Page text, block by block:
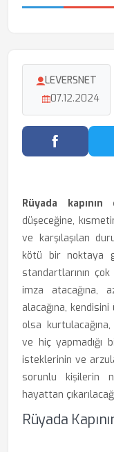
LEVERSNET
07.12.2024
Rüyada
düşeceğine,
ve karşılaşılan
kötü bir noktaya
standartlarının
imza atacağına,
alacağına,
olsa
ve hiç yapmadığı
isteklerinin ve
sorunlu kişilerin
hayattan
Rüyada